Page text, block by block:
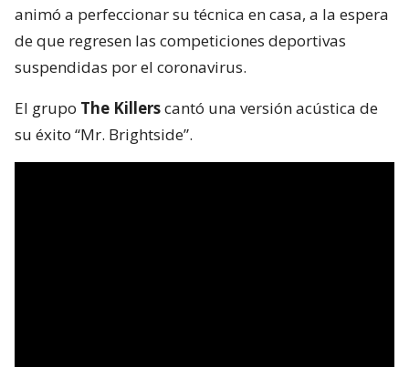
animó a perfeccionar su técnica en casa, a la espera
de que regresen las competiciones deportivas
suspendidas por el coronavirus.
El grupo The Killerscantó una versión acústica de
su éxito “Mr. Brightside”.